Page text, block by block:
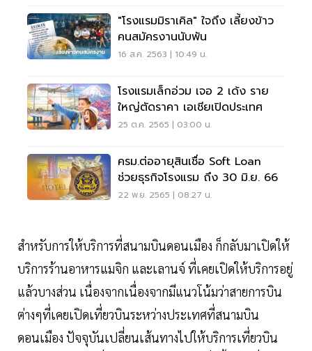
"โรงแรมมิราเคิล" ใจถึง เลี้ยงข้าว
คนสมัครงานนับพัน
16 ส.ค. 2563 | 10:49 น.
โรงแรมเล็กอ่วม เจอ 2 เด้ง ราย
ใหญ่ตัดราคา เอเชียเปิดประเทศ
25 ต.ค. 2565 | 03:00 น.
ครม.ต่ออายุสินเชื่อ Soft Loan
ช่วยธุรกิจโรงแรม ถึง 30 มิ.ย. 66
22 พ.ย. 2565 | 08:27 น.
สำหรับการให้บริการที่สนามบินดอนเมือง ก็กลับมาเปิดให้
บริการร้านอาหารแมจิก และเลานจ์ ที่เคยเปิดให้บริการอยู่
แล้วบางส่วน เนื่องจากเนื่องจากมีแนวโน้มว่าสายการบิน
ต่างๆที่เคยเปิดเที่ยวบินระหว่างประเทศที่สนามบิน
ดอนเมือง ปัจจุบันเปลี่ยนเส้นทางไปให้บริการเที่ยวบิน